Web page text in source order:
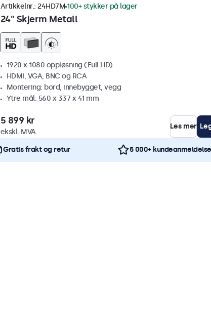
24" Skjerm Metall
Artikkelnr.: 24HD7M 100+ stykker på lager
1920 x 1080 oppløsning (Full HD)
HDMI, VGA, BNC og RCA
Montering: bord, innebygget, vegg
Ytre mål: 560 x 337 x 41 mm
5 899 kr
ekskl. MVA
Les mer
Gratis frakt og retur 5 000+